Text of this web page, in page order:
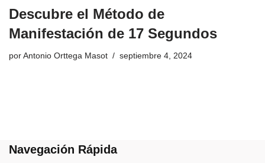
Descubre el Método de
Manifestación de 17 Segundos
por Antonio Orttega Masot septiembre 4, 2024
Navegación Rápida